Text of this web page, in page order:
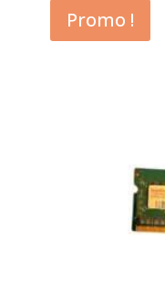
Promo !